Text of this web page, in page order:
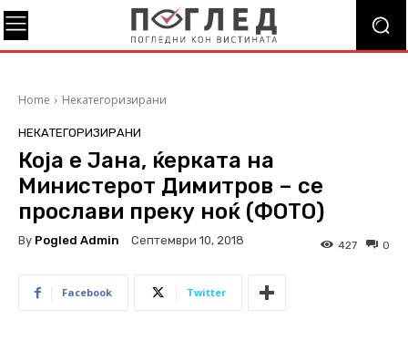
Home Некатегоризирани
НЕКАТЕГОРИЗИРАНИ
Која е Јана, ќерката на
Министерот Димитров – се
прослави преку ноќ (ФОТО)
By Pogled Admin Септември 10, 2018 0
427
Facebook Twitter